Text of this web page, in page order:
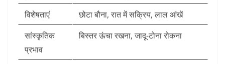
विशेषताएं
छोटा बौना, रात में सक्रिय, लाल आंखें
सांस्कृतिक
प्रभाव
बिस्तर ऊंचा रखना, जादू-टोना रोकना ​